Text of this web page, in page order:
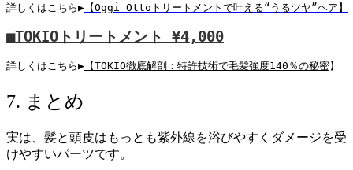
詳しく はこちら▶︎ 【Oggi Ottoトリートメントで叶える“うるツヤ”ヘア】
■TOKIOトリートメント ¥4,000
詳しく はこちら▶︎ 【TOKIO徹底解剖：特許技術で毛髪強度140％の秘密】
7. まとめ
実は、髪と頭皮はもっとも紫外線を浴びやすくダメージを受
けやすいパーツです。